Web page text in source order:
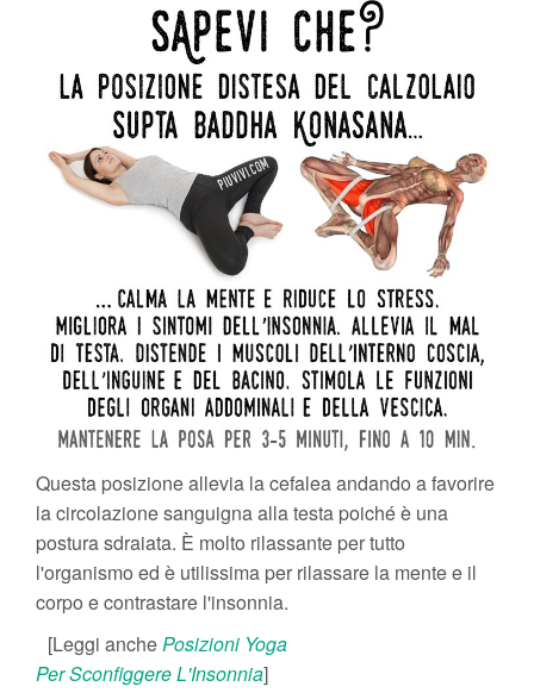
Questa posizione allevia la cefalea andando a favorire
la circolazione sanguigna alla testa poiché è una
postura sdraiata. È molto rilassante per tutto
l'organismo ed è utilissima per rilassare la mente e il
corpo e contrastare l'insonnia.
[Leggi anche Posizioni Yoga
Per Sconfiggere L'Insonnia]